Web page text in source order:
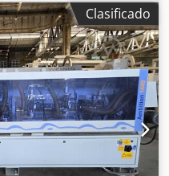
Clasificado